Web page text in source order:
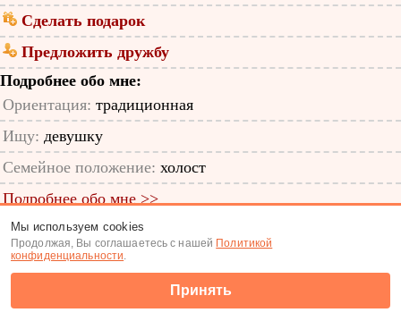
Сделать подарок
Предложить дружбу
Подробнее обо мне:
Ориентация: традиционная
Ищу: девушку
Семейное положение: холост
Подробнее обо мне >>
ID анкеты: 11544038
Знакомства|Поиск анкет
Мы используем cookies
Продолжая, Вы соглашаетесь с нашей Политикой
конфиденциальности.
Принять